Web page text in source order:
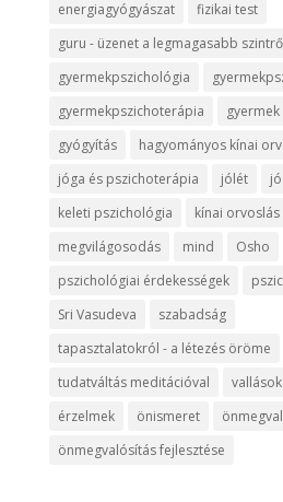
energiagyógyászat
fizikai test
guru - üzenet a legmagasabb
gyermekpszichológia
gyermekpszichoterápia
gyógyítás
hagyományos kínai
jóga és pszichoterápia
jólét
keleti pszichológia
kínai orvoslás
megvilágosodás
mind Osho
pszichológiai érdekességek
Sri Vasudeva
szabadság
tapasztalatokról - a létezés öröme
tudatváltás meditációval
vallások
érzelmek
önismeret
önmegvalósítás fejlesztése